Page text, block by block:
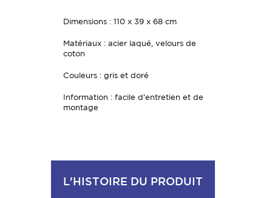
Dimensions : 110 x 39 x 68 cm
Matériaux : acier laqué, velours de
coton
Couleurs : gris et doré
Information : facile d’entretien et de
montage
L'HISTOIRE DU PRODUIT